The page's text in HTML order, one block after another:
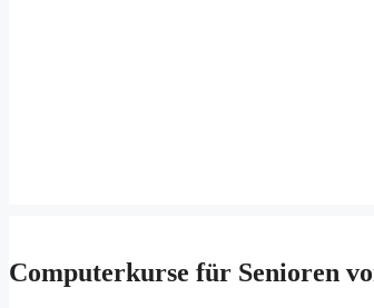
Computerkurse für Senioren